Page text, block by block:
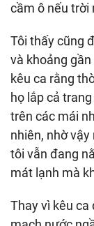
cầm ô nếu trời
Tôi thấy cũng
và khoảng
kêu ca rằng
họ lắp cả
trên các mái
nhiên, nhờ
tôi vẫn đang
mát lạnh mà
Thay vì kêu ca